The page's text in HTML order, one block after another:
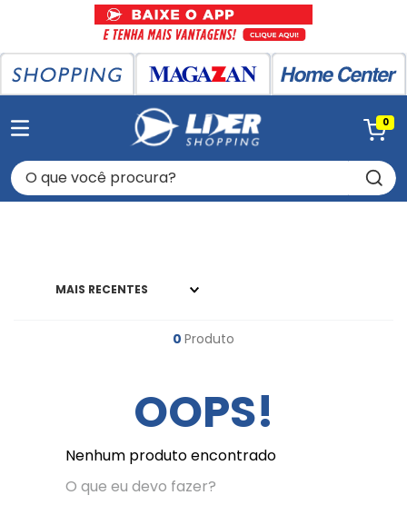
0
O que você procura?
MAIS RECENTES
0 Produto
OOPS!
Nenhum produto encontrado
O que eu devo fazer?